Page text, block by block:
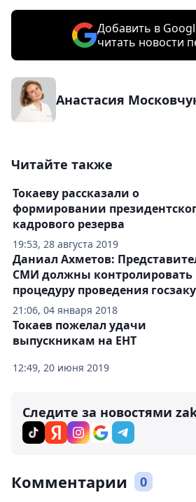
Добавить в
читать новости
Анастасия
Читайте также
19:53, 28 августа 2019
Токаеву рассказали о
формировании
кадрового резерва
21:06, 04 января 2018
Даниал Ахметов:
СМИ должны контролировать
процедуру проведения
12:49, 20 июня 2019
Токаев пожелал удачи
выпускникам на ЕНТ
Следите за новостями
Комментарии 0